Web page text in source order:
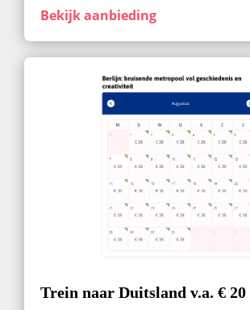
Bekijk aanbieding
Trein naar Duitsland v.a. € 20